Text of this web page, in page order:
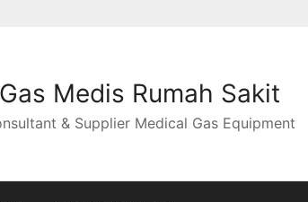
Gas Medis Rumah Sakit
& Supplier Medical Gas Equipment